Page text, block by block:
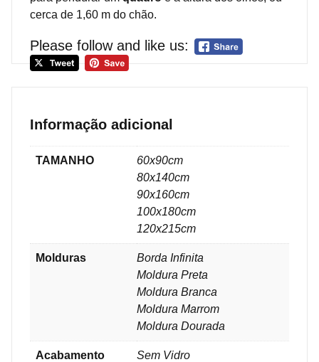
cerca de 1,60 m do chão.
Please follow and like us:
Informação adicional
TAMANHO
60x90cm
80x140cm
90x160cm
100x180cm
120x215cm
Molduras
Borda Infinita
Moldura Preta
Moldura Branca
Moldura Marrom
Moldura Dourada
Acabamento
Sem Vidro